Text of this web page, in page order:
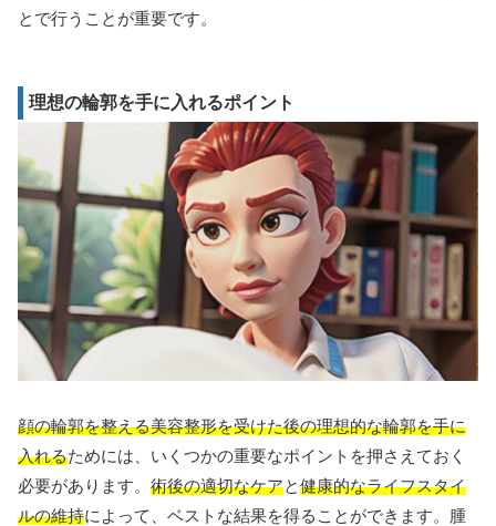
とで行うことが重要です。
理想の輪郭を手に入れるポイント
顔の輪郭を整える美容整形を受けた後の理想的な輪郭を手に
入れるためには、いくつかの重要なポイントを押さえておく
必要があります。 術後の適切なケアと健康的なライフスタイ
ルの維持によって、ベストな結果を得ることができます。腫